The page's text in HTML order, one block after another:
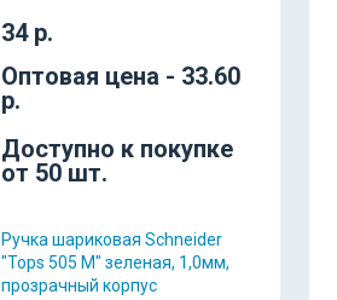
34 р.
Оптовая цена - 33.60
р.
Доступно к покупке
от 50 шт.
Ручка шариковая Schneider
"Tops 505 M" зеленая, 1,0мм,
прозрачный корпус